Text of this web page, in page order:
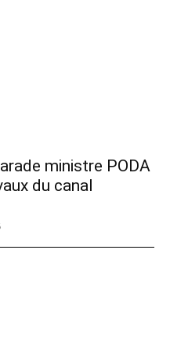
ministre PODA
du canal